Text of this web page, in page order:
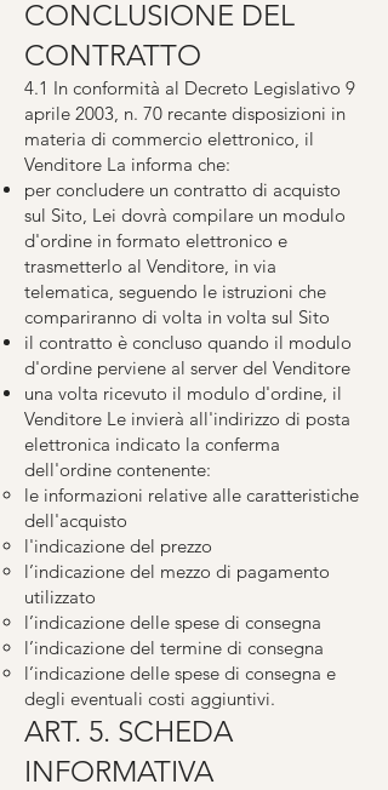
CONCLUSIONE DEL
CONTRATTO
4.1 In conformità al Decreto Legislativo 9
aprile 2003, n. 70 recante disposizioni in
materia di commercio elettronico, il
Venditore La informa che:
per concludere un contratto di acquisto
sul Sito, Lei dovrà compilare un modulo
d'ordine in formato elettronico e
trasmetterlo al Venditore, in via
telematica, seguendo le istruzioni che
compariranno di volta in volta sul Sito
il contratto è concluso quando il modulo
d'ordine perviene al server del Venditore
una volta ricevuto il modulo d'ordine, il
Venditore Le invierà all'indirizzo di posta
elettronica indicato la conferma
dell'ordine contenente:
le informazioni relative alle caratteristiche
dell'acquisto
l'indicazione del prezzo
l’indicazione del mezzo di pagamento
utilizzato
l’indicazione delle spese di consegna
l’indicazione del termine di consegna
l’indicazione delle spese di consegna e
degli eventuali costi aggiuntivi.
ART. 5. SCHEDA
INFORMATIVA